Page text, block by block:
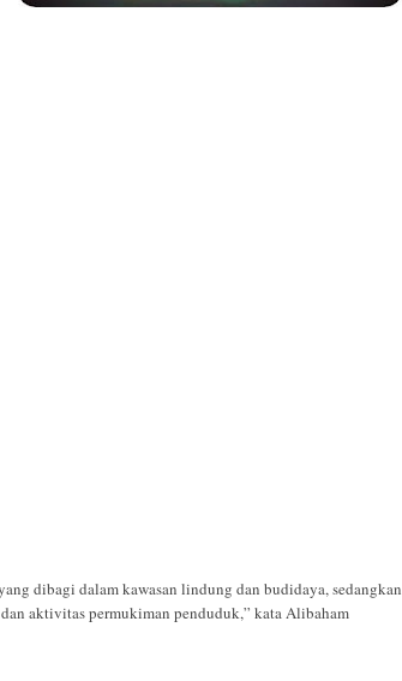
dibagi dalam kawasan lindung dan budidaya, sedangkan
aktivitas permukiman penduduk,” kata Alibaham